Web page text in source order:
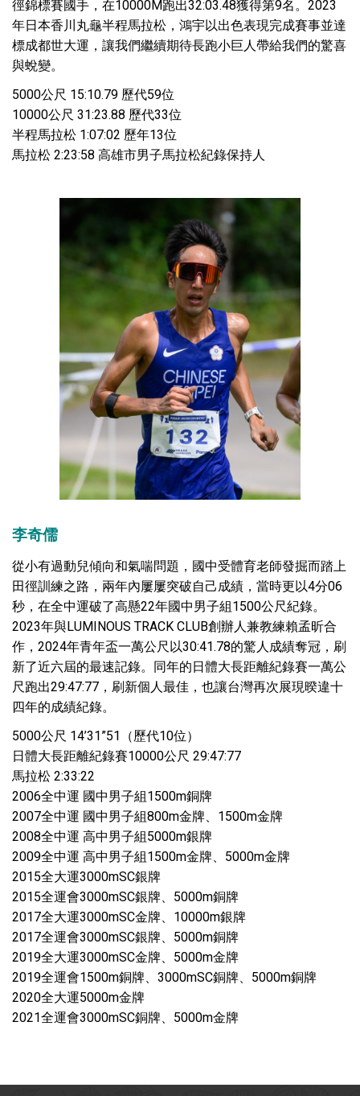
徑錦標賽國手，在10000M跑出32:03.48獲得第9名。2023
年日本香川丸龜半程馬拉松，鴻宇以出色表現完成賽事並達
標成都世大運，讓我們繼續期待長跑小巨人帶給我們的驚喜
與蛻變。
5000公尺 15:10.79 歷代59位
10000公尺 31:23.88 歷代33位
半程馬拉松 1:07:02 歷年13位
馬拉松 2:23:58 高雄市男子馬拉松紀錄保持人
李奇儒
從小有過動兒傾向和氣喘問題，國中受體育老師發掘而踏上
田徑訓練之路，兩年內屢屢突破自己成績，當時更以4分06
秒，在全中運破了高懸22年國中男子組1500公尺紀錄。
2023年與LUMINOUS TRACK CLUB創辦人兼教練賴孟昕合
作，2024年青年盃一萬公尺以30:41.78的驚人成績奪冠，刷
新了近六屆的最速記錄。同年的日體大長距離紀錄賽一萬公
尺跑出29:47:77，刷新個人最佳，也讓台灣再次展現暌違十
四年的成績紀錄。
5000公尺 14’31”51（歷代10位）
日體大長距離紀錄賽10000公尺 29:47:77
馬拉松 2:33:22
2006全中運 國中男子組1500m銅牌
2007全中運 國中男子組800m金牌、1500m金牌
2008全中運 高中男子組5000m銀牌
2009全中運 高中男子組1500m金牌、5000m金牌
2015全大運3000mSC銀牌
2015全運會3000mSC銀牌、5000m銅牌
2017全大運3000mSC金牌、10000m銀牌
2017全運會3000mSC銀牌、5000m銅牌
2019全大運3000mSC金牌、5000m金牌
2019全運會1500m銅牌、3000mSC銅牌、5000m銅牌
2020全大運5000m金牌
2021全運會3000mSC銅牌、5000m金牌